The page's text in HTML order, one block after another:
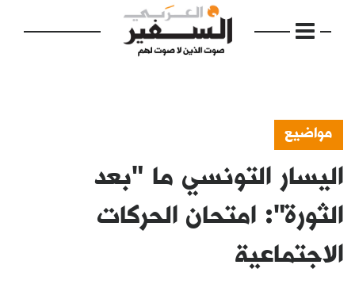
الرئيسية
مواضيع
فكرة
مواضيع
اليسار التونسي ما "بعد
الثورة": امتحان الحركات
الاجتماعية